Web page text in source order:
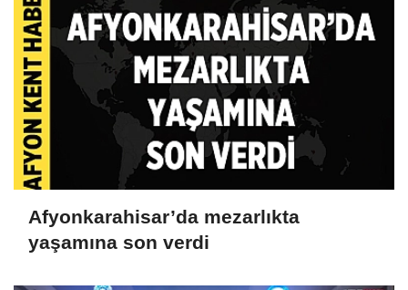
Afyonkarahisar’da mezarlıkta
yaşamına son verdi